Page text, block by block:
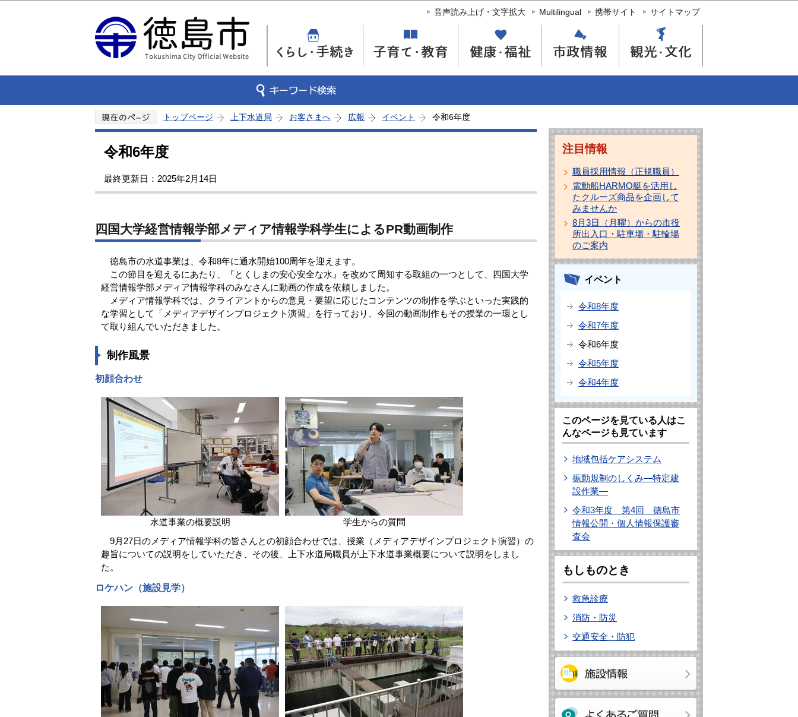
このページの本文へ移動
音声読み上げ・文字拡大 Multilingual 携帯サイト サイトマップ
トップページ 上下水道局 お客さまへ 広報 イベント 令和6年度
令和6年度
最終更新日：2025年2月14日
四国大学経営情報学部メディア情報学科学生によるPR動画制作
徳島市の水道事業は、令和8年に通水開始100周年を迎えます。
この節目を迎えるにあたり、『とくしまの安心安全な水』を改めて周知する取組の一つとして、四国大学
経営情報学部メディア情報学科のみなさんに動画の作成を依頼しました。
メディア情報学科では、クライアントからの意見・要望に応じたコンテンツの制作を学ぶといった実践的
な学習として「メディアデザインプロジェクト演習」を行っており、今回の動画制作もその授業の一環とし
て取り組んでいただきました。
制作風景
初顔合わせ
水道事業の概要説明
学生からの質問
9月27日のメディア情報学科の皆さんとの初顔合わせでは、授業（メディアデザインプロジェクト演習）の
趣旨についての説明をしていただき、その後、上下水道局職員が上下水道事業概要について説明をしまし
た。
ロケハン（施設見学）
注目情報
職員採用情報（正規職員）
電動船HARMO艇を活用し
たクルーズ商品を企画して
みませんか
8月3日（月曜）からの市役
所出入口・駐車場・駐輪場
のご案内
イベント
令和8年度
令和7年度
令和6年度
令和5年度
令和4年度
このページを見ている人はこ
んなページも見ています
地域包括ケアシステム
振動規制のしくみ―特定建
設作業―
令和3年度 第4回 徳島市
情報公開・個人情報保護審
査会
もしものとき
救急診療
消防・防災
交通安全・防犯